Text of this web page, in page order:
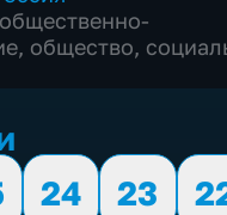
общественно-
, общество,
24 23